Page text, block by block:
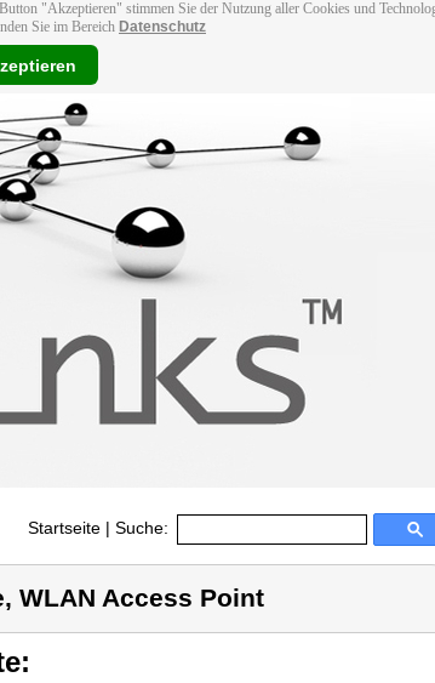
"Akzeptieren" stimmen Sie der Nutzung aller Cookies und
Sie im Bereich Datenschutz
Startseite | Suche:
WLAN Access Point